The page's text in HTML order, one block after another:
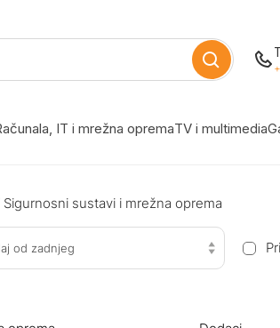
IT i mrežna opremaTV i multimedia
Sigurnosni sustavi i mrežna oprema
od zadnjeg